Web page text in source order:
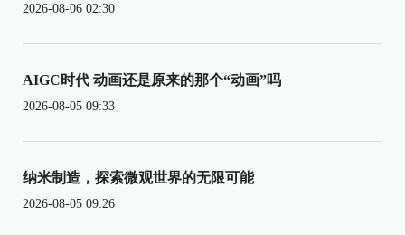
2026-08-06 02:30
AIGC时代 动画还是原来的那个“动画”吗
2026-08-05 09:33
纳米制造，探索微观世界的无限可能
2026-08-05 09:26